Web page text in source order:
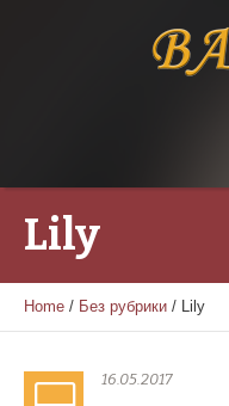
Lily
Home / Без рубрики / Lily
16.05.2017